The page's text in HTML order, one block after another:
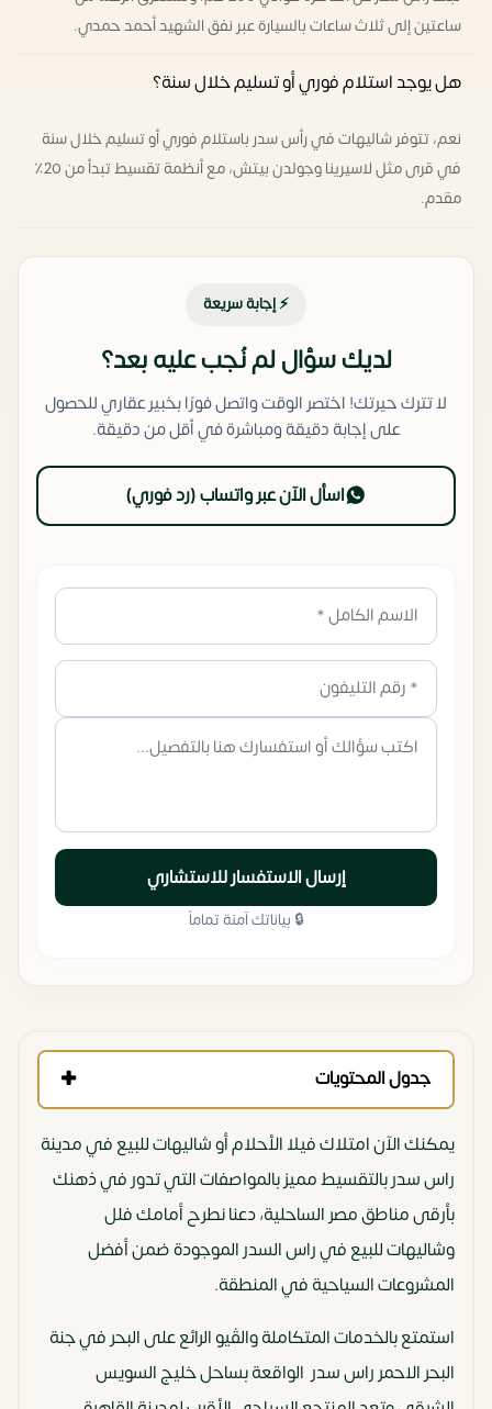
ساعتين إلى ثلاث ساعات بالسيارة عبر نفق الشهيد أحمد حمدي.
هل يوجد استلام فوري أو تسليم خلال سنة؟
نعم، تتوفر شاليهات في رأس سدر باستلام فوري أو تسليم خلال سنة
في قرى مثل لاسيرينا وجولدن بيتش، مع أنظمة تقسيط تبدأ من 20٪
مقدم.
⚡ إجابة سريعة
لديك سؤال لم نُجب عليه بعد؟
لا تترك حيرتك! اختصر الوقت واتصل فورًا بخبير عقاري للحصول
على إجابة دقيقة ومباشرة في أقل من دقيقة.
اسأل الآن عبر واتساب (رد فوري)
إرسال الاستفسار للاستشاري
🔒 بياناتك آمنة تماماً
جدول المحتويات
يمكنك الآن امتلاك فيلا الأحلام أو شاليهات للبيع في مدينة
راس سدر بالتقسيط مميز بالمواصفات التي تدور في ذهنك
بأرقى مناطق مصر الساحلية، دعنا نطرح أمامك فلل
وشاليهات للبيع في راس السدر الموجودة ضمن أفضل
المشروعات السياحية في المنطقة.
استمتع بالخدمات المتكاملة والڤيو الرائع على البحر في جنة
البحر الاحمر راس سدر الواقعة بساحل خليج السويس